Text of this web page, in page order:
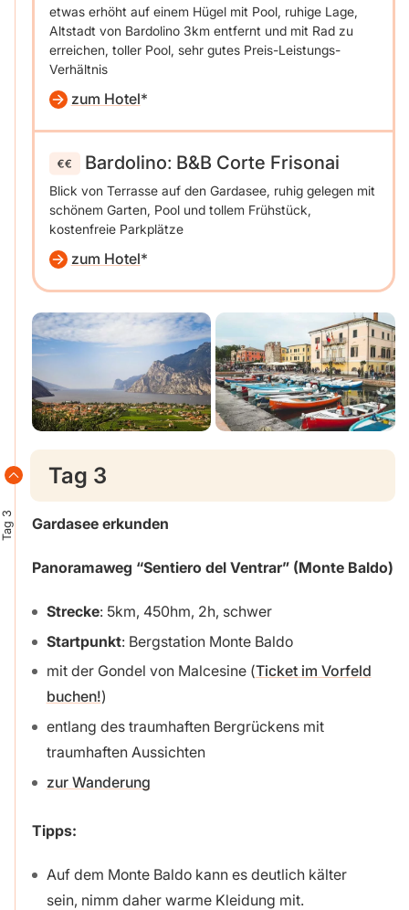
etwas erhöht auf einem Hügel mit Pool, ruhige Lage,
Altstadt von Bardolino 3km entfernt und mit Rad zu
erreichen, toller Pool, sehr gutes Preis-Leistungs-
Verhältnis
zum Hotel
Bardolino: B&B Corte Frisonai
Blick von Terrasse auf den Gardasee, ruhig gelegen mit
schönem Garten, Pool und tollem Frühstück,
kostenfreie Parkplätze
zum Hotel
Tag 3
Tag 3
Gardasee erkunden
Panoramaweg “Sentiero del Ventrar” (Monte Baldo)
Strecke: 5km, 450hm, 2h, schwer
Startpunkt: Bergstation Monte Baldo
mit der Gondel von Malcesine (Ticket im Vorfeld
buchen!)
entlang des traumhaften Bergrückens mit
traumhaften Aussichten
zur Wanderung
Tipps:
Auf dem Monte Baldo kann es deutlich kälter
sein, nimm daher warme Kleidung mit.